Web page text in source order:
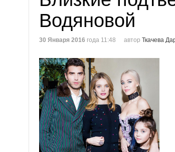
Водяновой
30 Января 2016 года 11:48 автор Ткачева